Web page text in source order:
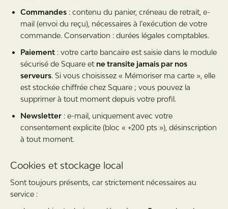
Commandes : contenu du panier, créneau de retrait, e-
mail (envoi du reçu), nécessaires à l’exécution de votre
commande. Conservation : durées légales comptables.
Paiement : votre carte bancaire est saisie dans le module
sécurisé de Square et ne transite jamais par nos
serveurs. Si vous choisissez « Mémoriser ma carte », elle
est stockée chiffrée chez Square ; vous pouvez la
supprimer à tout moment depuis votre profil.
Newsletter : e-mail, uniquement avec votre
consentement explicite (bloc « +200 pts »), désinscription
à tout moment.
Cookies et stockage local
Sont toujours présents, car strictement nécessaires au
service :